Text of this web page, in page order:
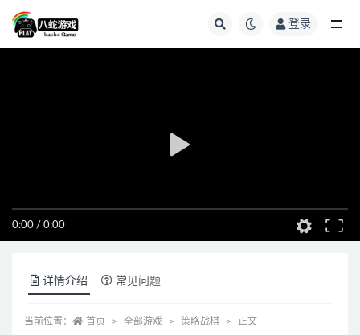
登录
0:00 / 0:00
详情介绍 常见问题
当前位置： 首页 全部游戏 策略战棋 正文